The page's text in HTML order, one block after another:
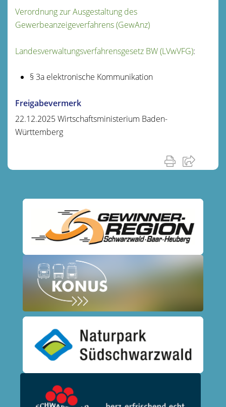
Verordnung zur Ausgestaltung des
Gewerbeanzeigeverfahrens (GewAnz)
Landesverwaltungsverfahrensgesetz BW (LVwVFG):
§ 3a elektronische Kommunikation
Freigabevermerk
22.12.2025 Wirtschaftsministerium Baden-
Württemberg